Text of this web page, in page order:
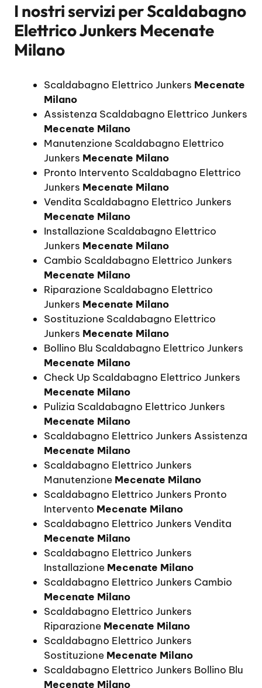
I nostri servizi perScaldabagno
Elettrico Junkers Mecenate
Milano
Scaldabagno Elettrico Junkers Mecenate
Milano
Assistenza Scaldabagno Elettrico Junkers
Mecenate Milano
Manutenzione Scaldabagno Elettrico
Junkers Mecenate Milano
Pronto Intervento Scaldabagno Elettrico
Junkers Mecenate Milano
Vendita Scaldabagno Elettrico Junkers
Mecenate Milano
Installazione Scaldabagno Elettrico
Junkers Mecenate Milano
Cambio Scaldabagno Elettrico Junkers
Mecenate Milano
Riparazione Scaldabagno Elettrico
Junkers Mecenate Milano
Sostituzione Scaldabagno Elettrico
Junkers Mecenate Milano
Bollino Blu Scaldabagno Elettrico Junkers
Mecenate Milano
Check Up Scaldabagno Elettrico Junkers
Mecenate Milano
Pulizia Scaldabagno Elettrico Junkers
Mecenate Milano
Scaldabagno Elettrico Junkers Assistenza
Mecenate Milano
Scaldabagno Elettrico Junkers
Manutenzione Mecenate Milano
Scaldabagno Elettrico Junkers Pronto
Intervento Mecenate Milano
Scaldabagno Elettrico Junkers Vendita
Mecenate Milano
Scaldabagno Elettrico Junkers
Installazione Mecenate Milano
Scaldabagno Elettrico Junkers Cambio
Mecenate Milano
Scaldabagno Elettrico Junkers
Riparazione Mecenate Milano
Scaldabagno Elettrico Junkers
Sostituzione Mecenate Milano
Scaldabagno Elettrico Junkers Bollino Blu
Mecenate Milano